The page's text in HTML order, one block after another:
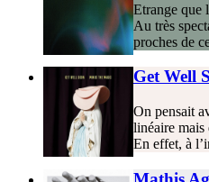
Etrange que
Au très
proches de
Get Well
On pensait
linéaire mais
En effet, à